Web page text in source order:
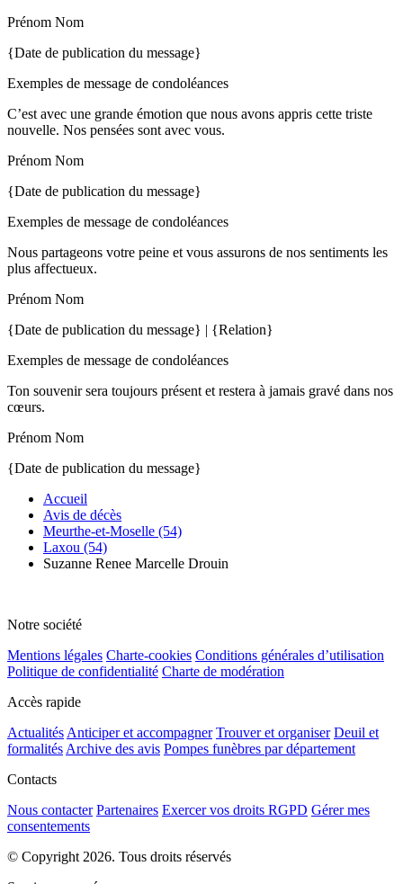
Prénom Nom
{Date de publication du message}
Exemples de message de condoléances
C’est avec une grande émotion que nous avons appris cette triste
nouvelle. Nos pensées sont avec vous.
Prénom Nom
{Date de publication du message}
Exemples de message de condoléances
Nous partageons votre peine et vous assurons de nos sentiments les
plus affectueux.
Prénom Nom
{Date de publication du message} | {Relation}
Exemples de message de condoléances
Ton souvenir sera toujours présent et restera à jamais gravé dans nos
cœurs.
Prénom Nom
{Date de publication du message}
Accueil
Avis de décès
Meurthe-et-Moselle (54)
Laxou (54)
Suzanne Renee Marcelle Drouin
Notre société
Mentions légales Charte-cookies Conditions générales d’utilisation
Politique de confidentialité Charte de modération
Accès rapide
Actualités Anticiper et accompagner Trouver et organiser Deuil et
formalités Archive des avis Pompes funèbres par département
Contacts
Nous contacter Partenaires Exercer vos droits RGPD Gérer mes
consentements
© Copyright 2026. Tous droits réservés